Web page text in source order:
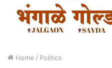
Home / Politics